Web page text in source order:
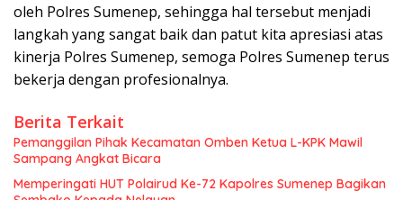
oleh Polres Sumenep, sehingga hal tersebut menjadi
langkah yang sangat baik dan patut kita apresiasi atas
kinerja Polres Sumenep, semoga Polres Sumenep terus
bekerja dengan profesionalnya.
Berita Terkait
Pemanggilan Pihak Kecamatan Omben Ketua L-KPK Mawil
Sampang Angkat Bicara
Memperingati HUT Polairud Ke-72 Kapolres Sumenep Bagikan